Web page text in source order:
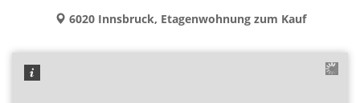
6020 Innsbruck, Etagenwohnung zum Kauf